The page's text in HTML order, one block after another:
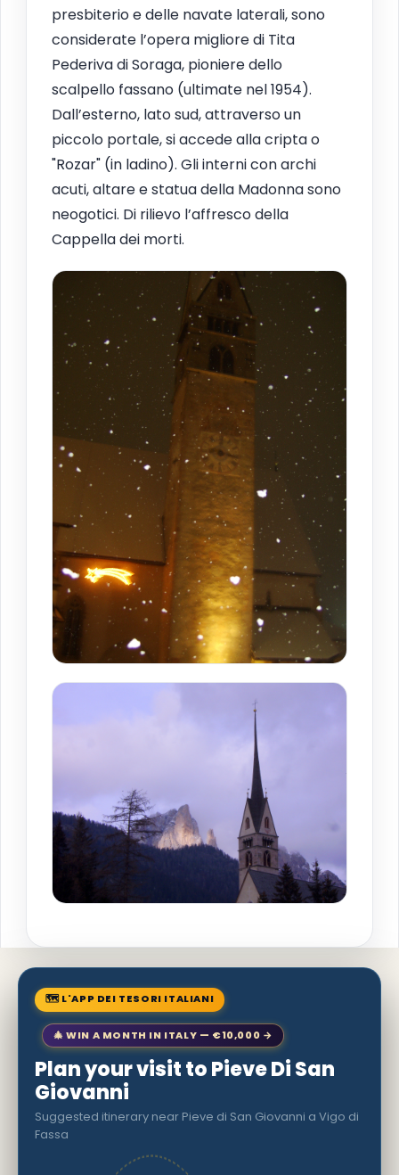
presbiterio e delle navate laterali, sono
considerate l’opera migliore di Tita
Pederiva di Soraga, pioniere dello
scalpello fassano (ultimate nel 1954).
Dall’esterno, lato sud, attraverso un
piccolo portale, si accede alla cripta o
"Rozar" (in ladino). Gli interni con archi
acuti, altare e statua della Madonna sono
neogotici. Di rilievo l’affresco della
Cappella dei morti.
🗺 L'APP DEI TESORI ITALIANI
🎄 WIN A MONTH IN ITALY — €10,000 →
Plan your visit to Pieve Di San
Giovanni
Suggested itinerary near Pieve di San Giovanni a Vigo di
Fassa